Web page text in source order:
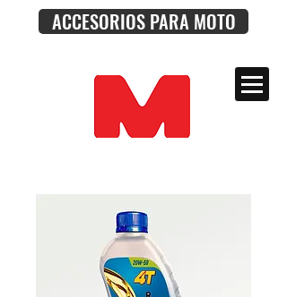
ACCESORIOS PARA MOTO